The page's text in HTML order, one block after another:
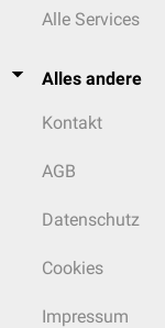
Alle Services
Alles andere
Kontakt
AGB
Datenschutz
Cookies
Impressum